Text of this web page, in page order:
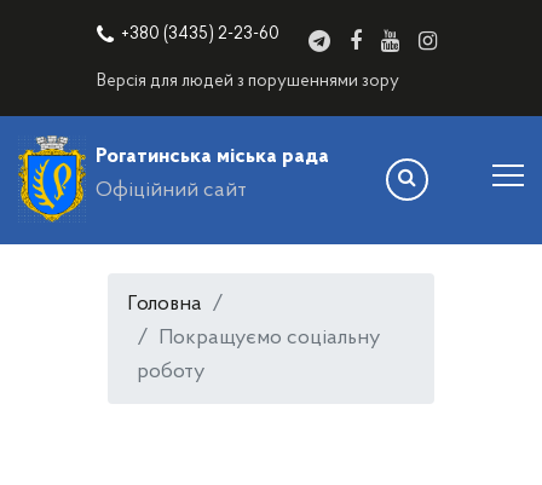
+380 (3435) 2-23-60
Версія для людей з порушеннями зору
Рогатинська міська рада
Офіційний сайт
Головна
Покращуємо соціальну
роботу